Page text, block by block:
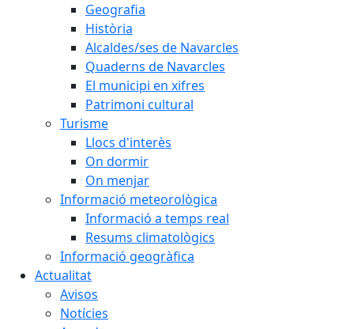
Geografia
Història
Alcaldes/ses de Navarcles
Quaderns de Navarcles
El municipi en xifres
Patrimoni cultural
Turisme
Llocs d'interès
On dormir
On menjar
Informació meteorològica
Informació a temps real
Resums climatològics
Informació geogràfica
Actualitat
Avisos
Notícies